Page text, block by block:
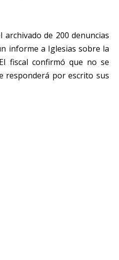
archivado de 200 denuncias
informe a Iglesias sobre la
fiscal confirmó que no se
responderá por escrito sus